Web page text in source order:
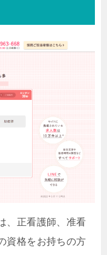
、正看護師、准看
資格をお持ちの方